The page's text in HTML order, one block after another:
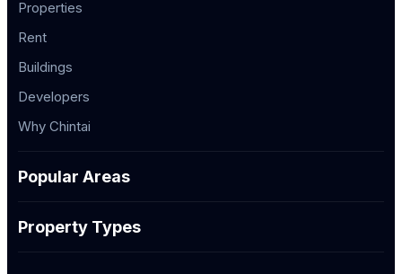
Properties
Rent
Buildings
Developers
Why Chintai
Popular Areas
Property Types